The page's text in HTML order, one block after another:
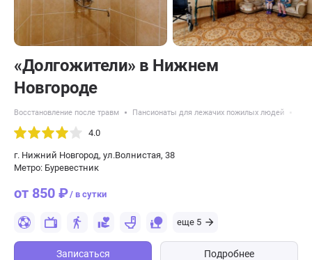
«Долгожители» в Нижнем
Новгороде
Восстановление после травм Пансионаты для лежачих пожилых людей
4.0
г. Нижний Новгород, ул.Волнистая, 38
Метро: Буревестник
от 850 ₽/ в сутки
еще 5
Записаться Подробнее